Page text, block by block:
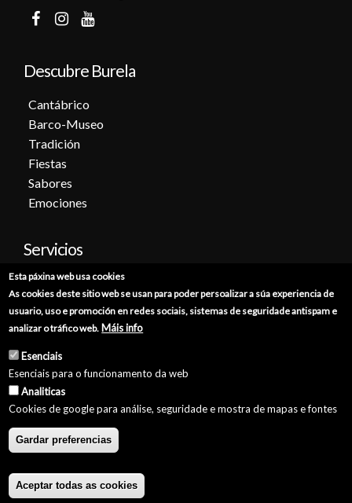
Descubre Burela
Cantábrico
Barco-Museo
Tradición
Fiestas
Sabores
Emociones
Servicios
Cita previa
Sede electrónica
Catálogo de trámites
Punto de información catastral
Punto Limpio
© Concello de Burela 2026 //
//GaliciaDigital
Esta páxina web usa cookies
As cookies deste sitio web se usan para poder persoalizar a súa experiencia de
usuario, uso e promoción en redes sociais, sistemas de seguridade antispam e
analizar o tráfico web. Máis info
Esenciais
Esenciais para o funcionamento da web
Analiticas
Cookies de google para análise, seguridade e mostra de mapas e fontes
Gardar preferencias
Aceptar todas as cookies